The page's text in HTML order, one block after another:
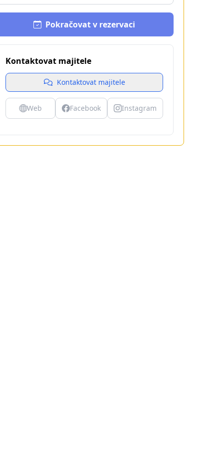
Pokračovat v rezervaci
Kontaktovat majitele
Kontaktovat majitele
Web Facebook Instagram